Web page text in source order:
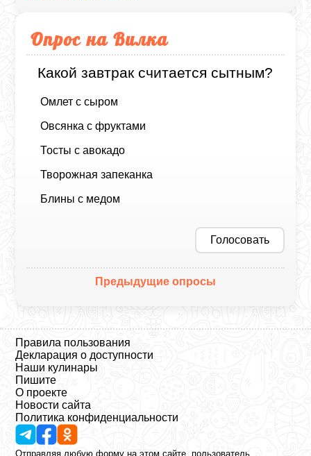
Опрос на Вилка
Какой завтрак считается сытным?
Омлет с сыром
Овсянка с фруктами
Тосты с авокадо
Творожная запеканка
Блины с медом
Голосовать
Предыдущие опросы
Правила пользования
Декларация о доступности
Наши кулинары
Пишите
О проекте
Новости сайта
Политика конфиденциальности
Отправляя любую форму на этом сайте, пользователь